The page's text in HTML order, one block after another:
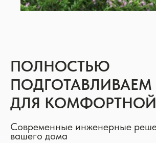
ПОЛНОСТЬЮ
ДЛЯ
Современные инженерные
вашего дома